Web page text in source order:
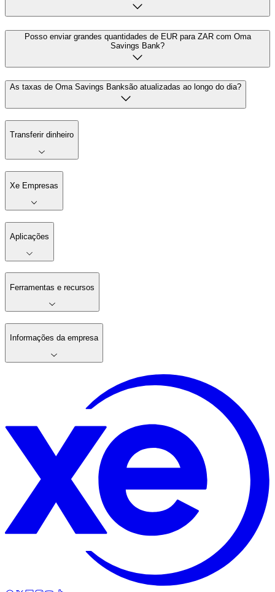
Posso enviar grandes quantidades de EUR para ZAR com Oma
Savings Bank?
As taxas de Oma Savings Banksão atualizadas ao longo do dia?
Transferir dinheiro
Xe Empresas
Aplicações
Ferramentas e recursos
Informações da empresa